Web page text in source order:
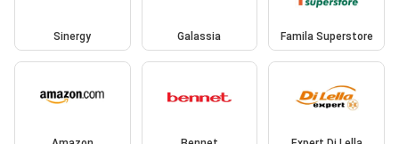
Sinergy Galassia Famila Superstore